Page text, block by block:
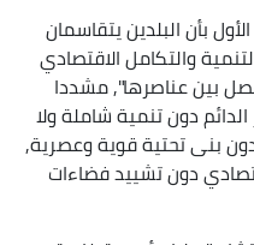
بأن البلدين يتقاسمان
والتكامل الاقتصادي
بين عناصرها", مشددا
دون تنمية شاملة ولا
بنى تحتية قوية وعصرية,
دون تشييد فضاءات